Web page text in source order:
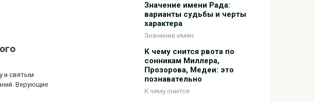
и святым
Верующие
Значение имени Рада:
варианты судьбы и черты
характера
Значение имен
К чему снится рвота по
сонникам Миллера,
Прозорова, Медеи: это
познавательно
К чему снится